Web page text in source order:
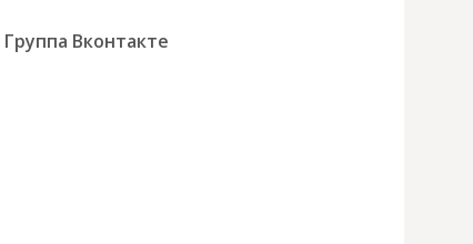
Группа Вконтакте